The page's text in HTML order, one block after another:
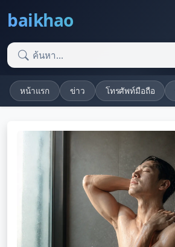
baikhao
หน้าแรก ข่าว โทรศัพท์มือถือ